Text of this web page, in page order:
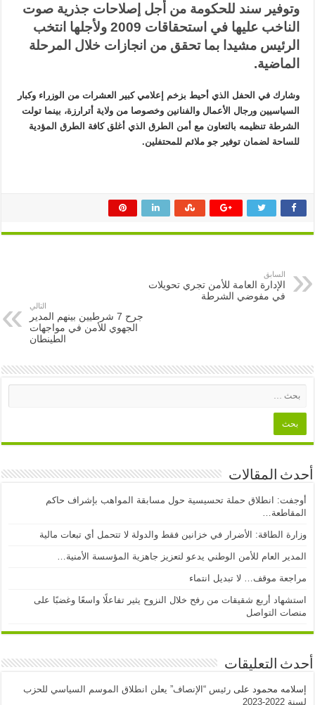
وتوفير سند للحكومة من أجل إصلاحات جذرية صوت
الناخب عليها في استحقاقات 2009 ولأجلها انتخب
الرئيس مشيدا بما تحقق من انجازات خلال المرحلة
الماضية.
وشارك في الحفل الذي أحيط بزخم إعلامي كبير العشرات من الوزراء وكبار
السياسيين ورجال الأعمال والفنانين وخصوصا من ولاية أترارزة، بينما تولت
الشرطة تنظيمه بالتعاون مع أمن الطرق الذي أغلق كافة الطرق المؤدية
للساحة لضمان توفير جو ملائم للمحتفلين.
السابق
الإدارة العامة للأمن تجري تحويلات
في مفوضي الشرطة
التالي
جرح 7 شرطيين بينهم المدير
الجهوي للأمن في مواجهات
الطينطان
أحدث المقالات
أوجفت: انطلاق حملة تحسيسية حول مسابقة المواهب بإشراف حاكم
المقاطعة…
وزارة الطاقة: الأضرار في خزانين فقط والدولة لا تتحمل أي تبعات مالية
المدير العام للأمن الوطني يدعو لتعزيز جاهزية المؤسسة الأمنية…
مراجعة موقف… لا تبديل انتماء
استشهاد أربع شقيقات من رفح خلال النزوح يثير تفاعلًا واسعًا وغضبًا على
منصات التواصل
أحدث التعليقات
إسلامه محمود علىرئيس “الإنصاف” يعلن انطلاق الموسم السياسي للحزب
لسنة 2022-2023